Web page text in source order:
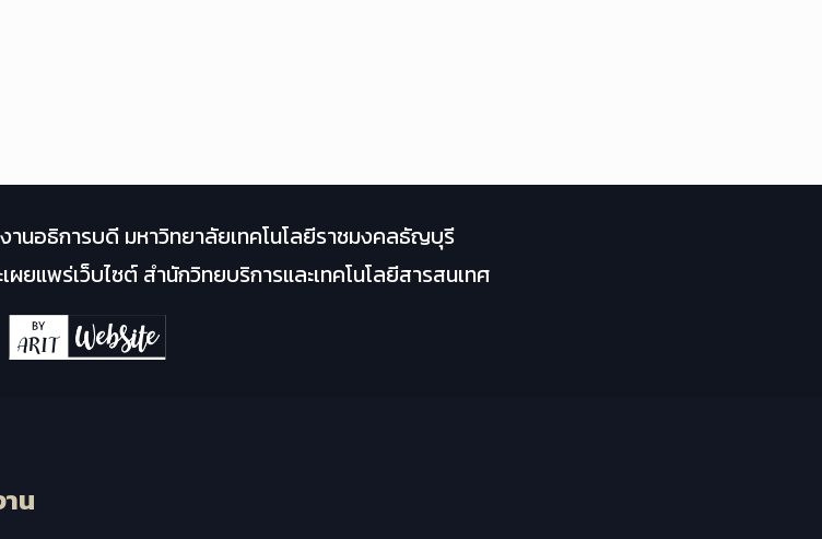
านอธิการบดี มหาวิทยาลัยเทคโนโลยีราชมงคลธัญบุรี
ยแพร่เว็บไซต์ สำนักวิทยบริการและเทคโนโลยีสารสนเทศ
น